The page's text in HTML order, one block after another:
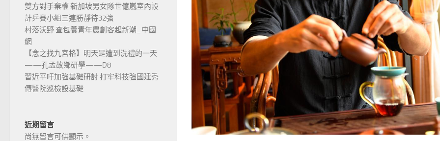
雙方對手棄權 新加坡男女隊世億嵐室內設
計乒賽小組三連勝靜待32強
村落沃野 查包養青年農創客起新潮_中國
網
【念之找九宮格】明天是遭到洗禮的一天
——孔孟故鄉研學——D8
習近平吁加強基礎研討 打牢科技強國建秀
傳醫院巡檢設基礎
近期留言
尚無留言可供顯示。